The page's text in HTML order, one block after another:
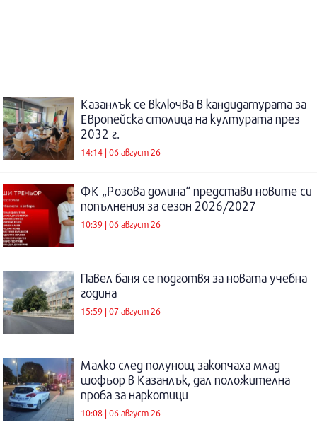
Казанлък се включва в кандидатурата за
Европейска столица на културата през
2032 г.
14:14 | 06 август 26
ФК „Розова долина“ представи новите си
попълнения за сезон 2026/2027
10:39 | 06 август 26
Павел баня се подготвя за новата учебна
година
15:59 | 07 август 26
Малко след полунощ закопчаха млад
шофьор в Казанлък, дал положителна
проба за наркотици
10:08 | 06 август 26